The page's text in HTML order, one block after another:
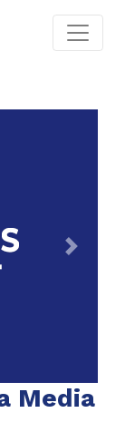
Next
Media